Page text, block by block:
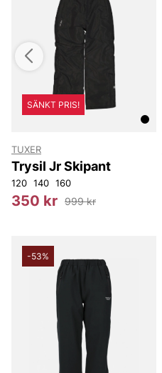
140-146 152-158
SÄNKT PRIS!
TUXER
Trysil Jr Skipant
120 140 160
350 kr 999 kr
-53%